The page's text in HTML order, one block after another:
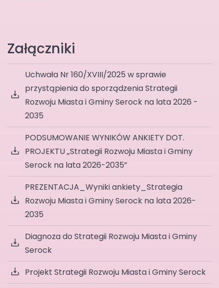
Załączniki
Uchwała Nr 160/XVIII/2025 w sprawie
przystąpienia do sporządzenia Strategii
Rozwoju Miasta i Gminy Serock na lata 2026 -
2035
PODSUMOWANIE WYNIKÓW ANKIETY DOT.
PROJEKTU „Strategii Rozwoju Miasta i Gminy
Serock na lata 2026-2035”
PREZENTACJA_Wyniki ankiety_Strategia
Rozwoju Miasta i Gminy Serock na lata 2026-
2035
Diagnoza do Strategii Rozwoju Miasta i Gminy
Serock
Projekt Strategii Rozwoju Miasta i Gminy Serock